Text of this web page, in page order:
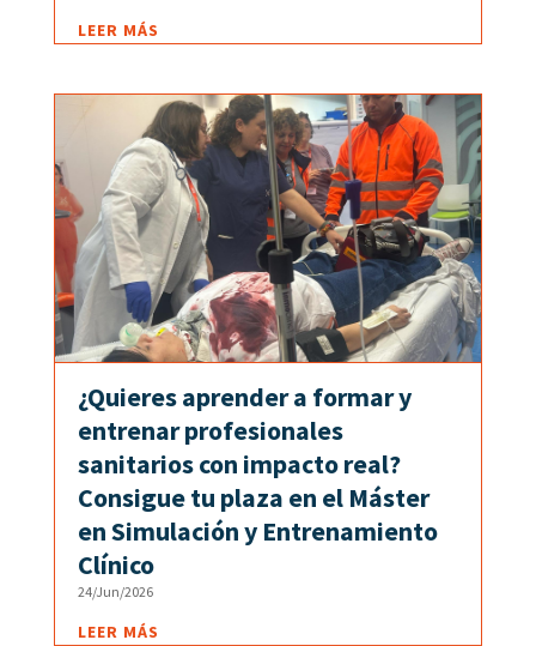
LEER MÁS
¿Quieres aprender a formar y
entrenar profesionales
sanitarios con impacto real?
Consigue tu plaza en el Máster
en Simulación y Entrenamiento
Clínico
24/Jun/2026
LEER MÁS